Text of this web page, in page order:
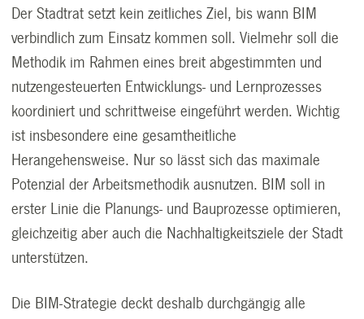
Der Stadtrat setzt kein zeitliches Ziel, bis wann BIM
verbindlich zum Einsatz kommen soll. Vielmehr soll die
Methodik im Rahmen eines breit abgestimmten und
nutzengesteuerten Entwicklungs- und Lernprozesses
koordiniert und schrittweise eingeführt werden. Wichtig
ist insbesondere eine gesamtheitliche
Herangehensweise. Nur so lässt sich das maximale
Potenzial der Arbeitsmethodik ausnutzen. BIM soll in
erster Linie die Planungs- und Bauprozesse optimieren,
gleichzeitig aber auch die Nachhaltigkeitsziele der Stadt
unterstützen.
Die BIM-Strategie deckt deshalb durchgängig alle